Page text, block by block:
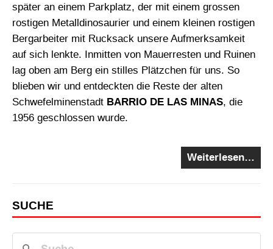
später an einem Parkplatz, der mit einem grossen
rostigen Metalldinosaurier und einem kleinen rostigen
Bergarbeiter mit Rucksack unsere Aufmerksamkeit
auf sich lenkte. Inmitten von Mauerresten und Ruinen
lag oben am Berg ein stilles Plätzchen für uns. So
blieben wir und entdeckten die Reste der alten
Schwefelminenstadt BARRIO DE LAS MINAS, die
1956 geschlossen wurde.
Weiterlesen…
SUCHE